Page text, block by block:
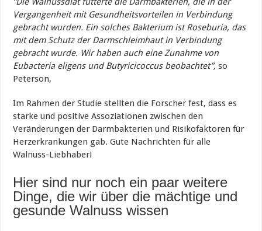
Vergangenheit mit Gesundheitsvorteilen in Verbindung
gebracht wurden. Ein solches Bakterium ist Roseburia, das
mit dem Schutz der Darmschleimhaut in Verbindung
gebracht wurde. Wir haben auch eine Zunahme von
Eubacteria eligens und Butyricicoccus beobachtet”, so
Peterson,
Im Rahmen der Studie stellten die Forscher fest, dass es
starke und positive Assoziationen zwischen den
Veränderungen der Darmbakterien und Risikofaktoren für
Herzerkrankungen gab. Gute Nachrichten für alle
Walnuss-Liebhaber!
Hier sind nur noch ein paar weitere
Dinge, die wir über die mächtige und
gesunde Walnuss wissen